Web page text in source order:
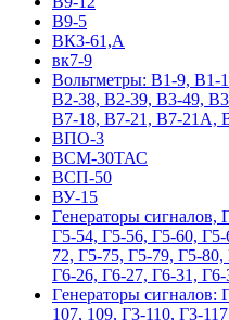
В9-5
ВК3-61,А
вк7-9
Вольтметры: В1-9, В1-
В2-38, В2-39, В3-49,
В7-18, В7-21, В7-21А,
ВПО-3
ВСМ-30ТАС
ВСП-50
ВУ-15
Гeнepaтopы cигнaлoв,
Г5-54, Г5-56, Г5-60,
72, Г5-75, Г5-79, Г5-
Г6-26, Г6-27, Г6-31, Г6-
Гeнepaтopы cигнaлoв:
107, 109, Г3-110, Г3-